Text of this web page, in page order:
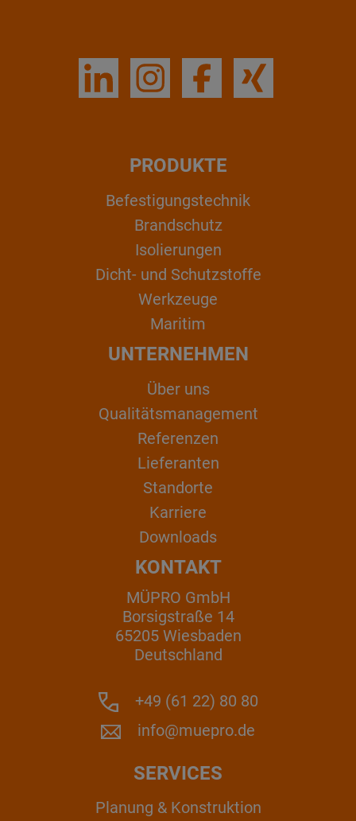
PRODUKTE
Befestigungstechnik
Brandschutz
Isolierungen
Dicht- und Schutzstoffe
Werkzeuge
Maritim
UNTERNEHMEN
Über uns
Qualitätsmanagement
Referenzen
Lieferanten
Standorte
Karriere
Downloads
KONTAKT
MÜPRO GmbH
Borsigstraße 14
65205 Wiesbaden
Deutschland
+49 (61 22) 80 80
info@muepro.de
SERVICES
Planung & Konstruktion